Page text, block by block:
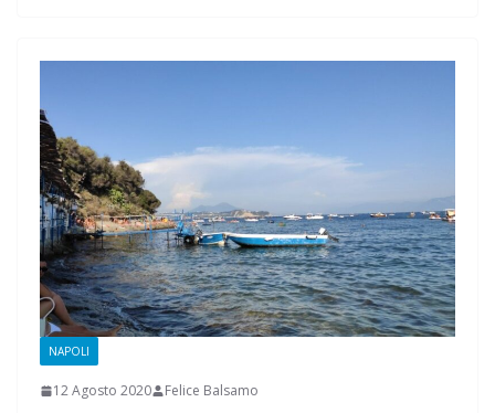
NAPOLI
12 Agosto 2020 Felice Balsamo